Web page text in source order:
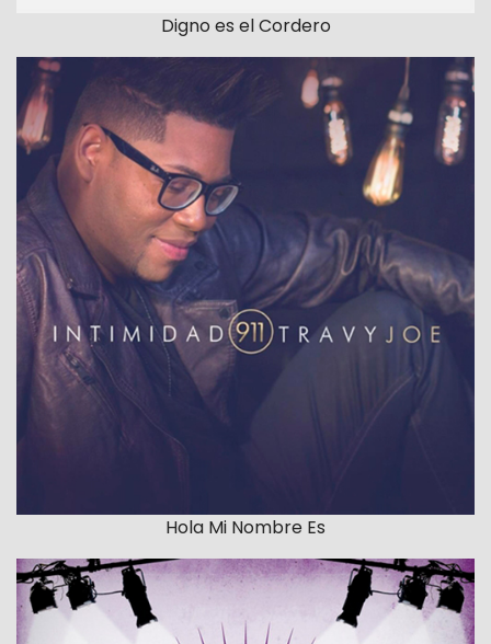
Digno es el Cordero
Hola Mi Nombre Es